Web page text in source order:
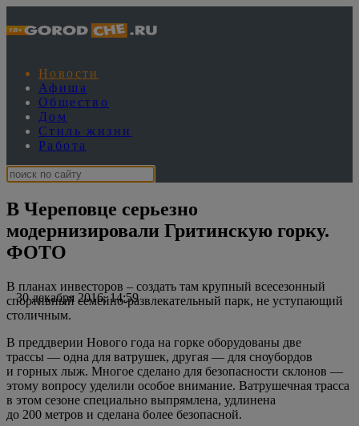
Новости
Афиша
Общество
Дом
Стиль жизни
Работа
В Череповце серьезно
модернизировали Гритинскую горку.
ФОТО
30 декабря 2016, 14:59
В планах инвесторов – создать там крупный всесезонный
спортивный семейно-развлекательный парк, не уступающий
столичным.
В преддверии Нового года на горке оборудованы две
трассы — одна для ватрушек, другая — для сноубордов
и горных лыж. Многое сделано для безопасности склонов —
этому вопросу уделили особое внимание. Ватрушечная трасса
в этом сезоне специально выпрямлена, удлинена
до 200 метров и сделана более безопасной.